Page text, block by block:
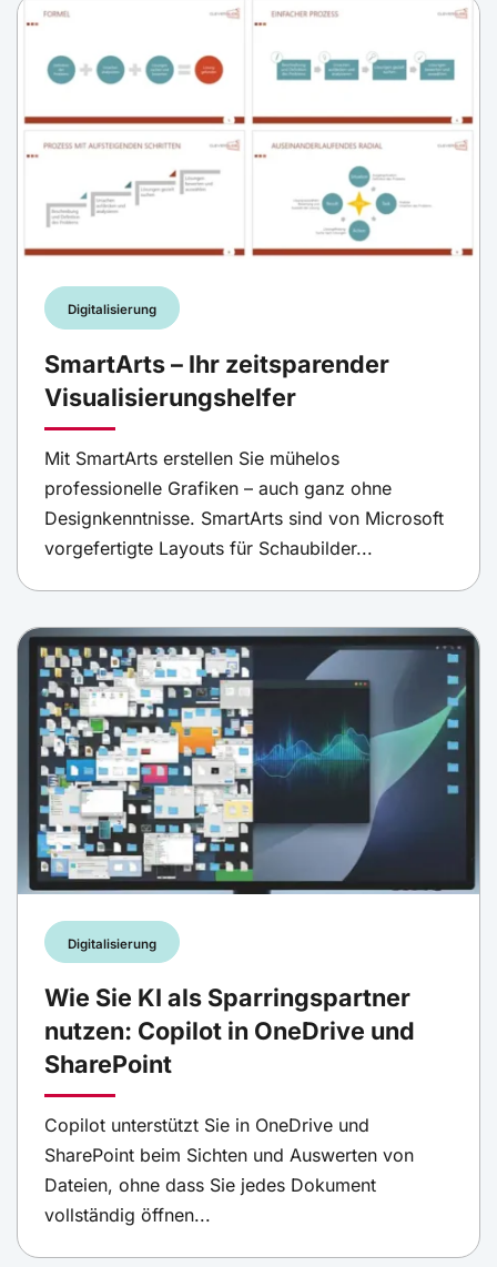
Digitalisierung
SmartArts – Ihr zeitsparender
Visualisierungshelfer
Mit SmartArts erstellen Sie mühelos
professionelle Grafiken – auch ganz ohne
Designkenntnisse. SmartArts sind von Microsoft
vorgefertigte Layouts für Schaubilder...
Digitalisierung
Wie Sie KI als Sparringspartner
nutzen: Copilot in OneDrive und
SharePoint
Copilot unterstützt Sie in OneDrive und
SharePoint beim Sichten und Auswerten von
Dateien, ohne dass Sie jedes Dokument
vollständig öffnen...